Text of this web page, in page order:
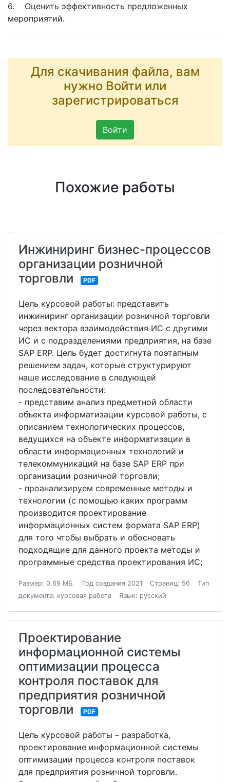
6. Оценить эффективность предложенных
мероприятий.
Для скачивания файла, вам
нужно Войти или
зарегистрироваться
Войти
Похожие работы
Инжиниринг бизнес-процессов
организации розничной
торговли
PDF
Цель курсовой работы: представить
инжиниринг организации розничной торговли
через вектора взаимодействия ИС с другими
ИС и с подразделениями предприятия, на базе
SAP ERP. Цель будет достигнута поэтапным
решением задач, которые структурируют
наше исследование в следующей
последовательности:
- представим анализ предметной области
объекта информатизации курсовой работы, с
описанием технологических процессов,
ведущихся на объекте информатизации в
области информационных технологий и
телекоммуникаций на базе SAP ERP при
организации розничной торговли;
- проанализируем современные методы и
технологии (с помощью каких программ
производится проектирование
информационных систем формата SAP ERP)
для того чтобы выбрать и обосновать
подходящие для данного проекта методы и
программные средства проектирования ИС;
Размер: 0.69 МБ. Год создания 2021 Страниц: 56
Тип
документа: курсовая работа
Язык: русский
Проектирование
информационной системы
оптимизации процесса
контроля поставок для
предприятия розничной
торговли
PDF
Цель курсовой работы – разработка,
проектирование информационной системы
оптимизации процесса контроля поставок
для предприятия розничной торговли.